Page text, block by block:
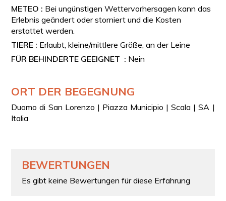
METEO : Bei ungünstigen Wettervorhersagen kann das
Erlebnis geändert oder storniert und die Kosten
erstattet werden.
TIERE : Erlaubt, kleine/mittlere Größe, an der Leine
FÜR BEHINDERTE GEEIGNET : Nein
ORT DER BEGEGNUNG
Duomo di San Lorenzo | Piazza Municipio | Scala | SA |
Italia
BEWERTUNGEN
Es gibt keine Bewertungen für diese Erfahrung